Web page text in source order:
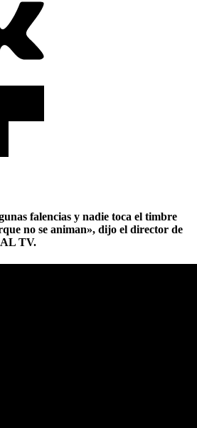
falencias y nadie toca el timbre
no se animan», dijo el director de
TV.